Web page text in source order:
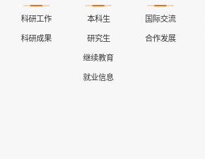
科研工作
科研成果
本科生
研究生
继续教育
就业信息
国际交流
合作发展